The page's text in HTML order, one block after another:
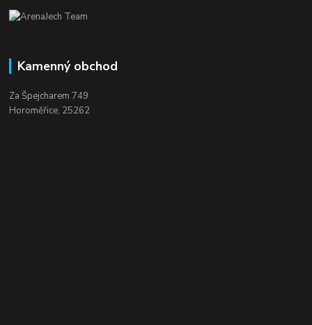
Kamenný obchod
Za Špejcharem 749
Horoměřice, 25262